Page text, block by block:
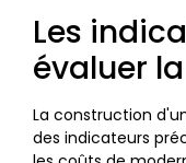
Les
évaluer
La construction
des indicateurs